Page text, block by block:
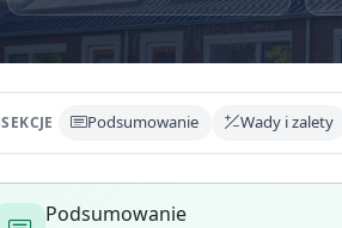
SEKCJE Podsumowanie Wady i zalety
Podsumowanie